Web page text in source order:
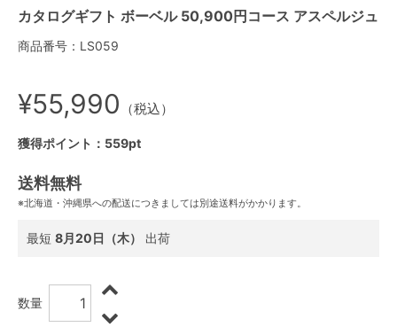
カタログギフト ボーベル 50,900円コース アスペルジュ
商品番号：LS059
¥55,990 （税込）
獲得ポイント：559pt
送料無料
※北海道・沖縄県への配送につきましては別途送料がかかります。
最短 8月20日（木） 出荷
数量